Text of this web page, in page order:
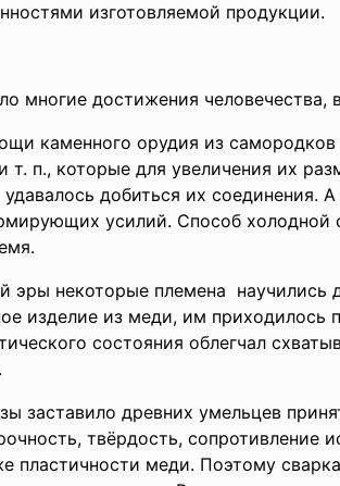
изготовляемой продукции.
многие достижения
каменного орудия из
т. п., которые для увеличения их
добиться их соединения.
усилий. Способ холодной
эры некоторые племена
изделие из меди, им приходилось
состояния облегчал
заставило древних умельцев
твёрдость,
пластичности меди. Поэтому